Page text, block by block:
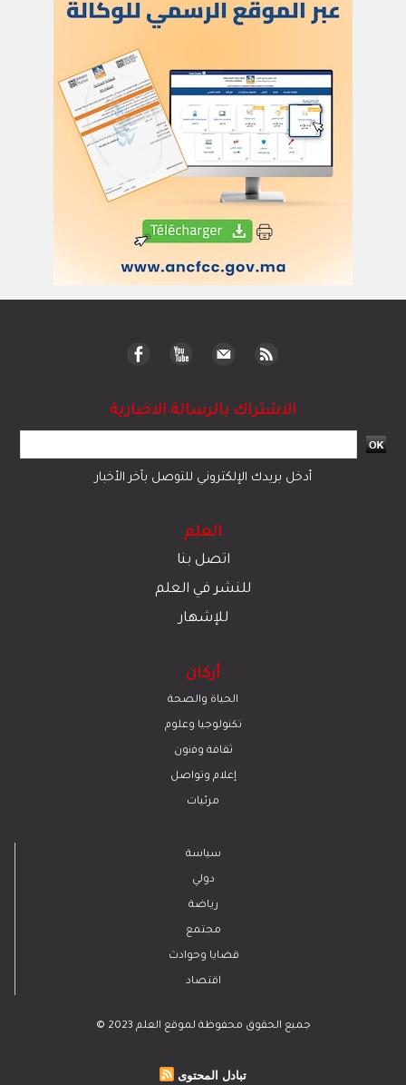
الاشتراك بالرسالة الاخبارية
أدخل بريدك الإلكتروني للتوصل بآخر الأخبار
العلم
اتصل بنا
للنشر في العلم
للإشهار
أركان
الحياة والصحة
تكنولوجيا وعلوم
ﺛﻘﺎﻓﺔ وﻓﻧون
إعلام وتواصل
مرئيات
سياسة
دولي
رياضة
مجتمع
قضايا وحوادث
اقتصاد
© 2023 جميع الحقوق محفوظة لموقع العلم
تبادل المحتوى